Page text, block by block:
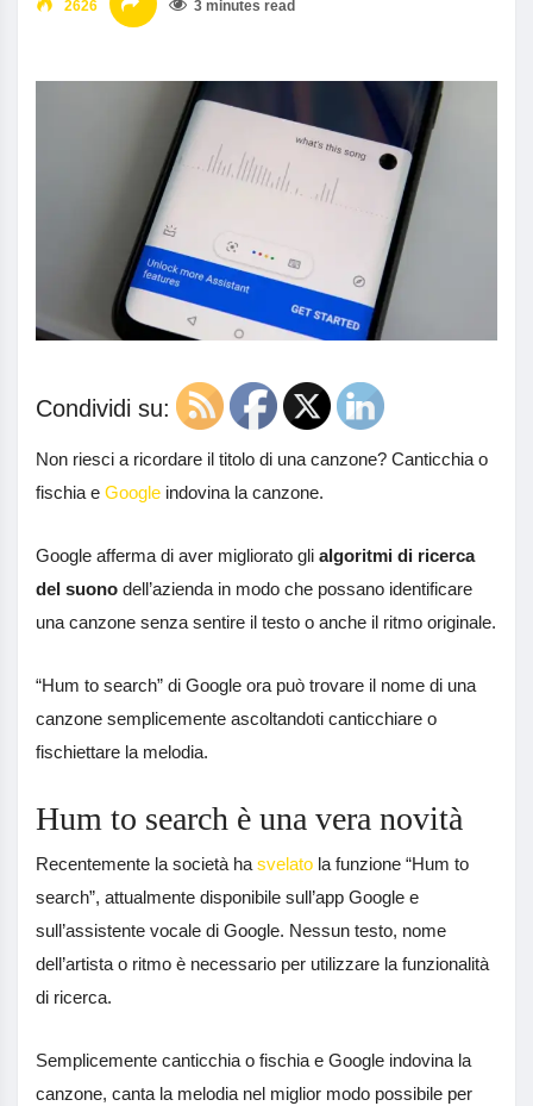
2626 3 minutes read
Condividi su:
Non riesci a ricordare il titolo di una canzone? Canticchia o
fischia e Google indovina la canzone.
Google afferma di aver migliorato gli algoritmi di ricerca
del suono dell’azienda in modo che possano identificare
una canzone senza sentire il testo o anche il ritmo originale.
“Hum to search” di Google ora può trovare il nome di una
canzone semplicemente ascoltandoti canticchiare o
fischiettare la melodia.
Hum to search è una vera novità
Recentemente la società ha svelato la funzione “Hum to
search”, attualmente disponibile sull’app Google e
sull’assistente vocale di Google. Nessun testo, nome
dell’artista o ritmo è necessario per utilizzare la funzionalità
di ricerca.
Semplicemente canticchia o fischia e Google indovina la
canzone, canta la melodia nel miglior modo possibile per